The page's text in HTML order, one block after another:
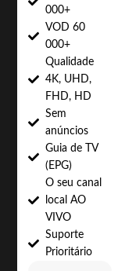
000+
VOD 60
000+
Qualidade
4K, UHD,
FHD, HD
Sem
anúncios
Guia de TV
(EPG)
O seu canal
local AO
VIVO
Suporte
Prioritário